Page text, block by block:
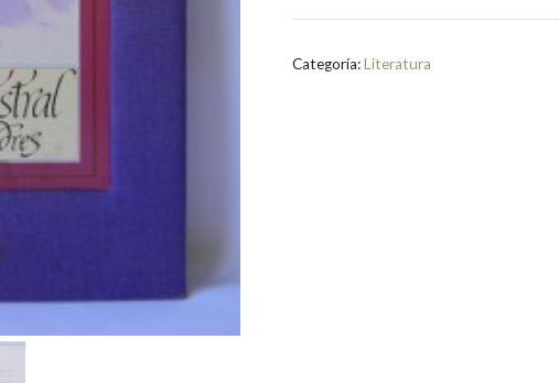
las
[Ilustraciones
Categoría:Literatura